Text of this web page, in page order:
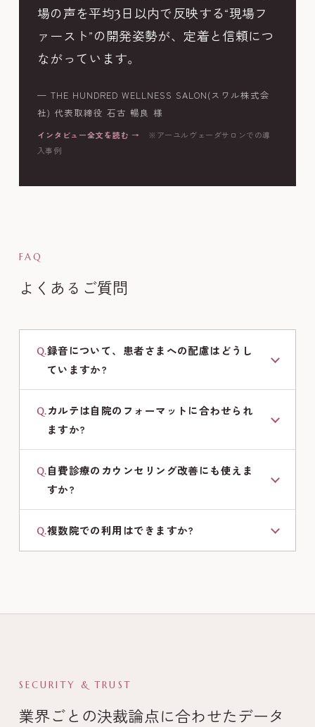
場の声を平均3日以内で反映する“現場フ
ァースト”の開発姿勢が、定着と信頼につ
ながっています。
— THE HUNDRED WELLNESS SALON(スワル株式会
社) 代表取締役 石古 暢良 様
インタビュー全文を読む →
※アーユルヴェーダサロンでの導
入事例
FAQ
よくあるご質問
Q.録音について、患者さまへの配慮はどうし
ていますか?
Q.カルテは自院のフォーマットに合わせられ
ますか?
Q.自費診療のカウンセリング改善にも使えま
すか?
Q.複数院での利用はできますか?
SECURITY & TRUST
業界ごとの決裁論点に合わせたデータ